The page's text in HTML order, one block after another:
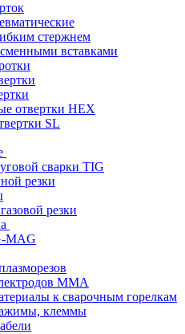
стержнем
вставками
отвертки HEX
SL
сварки TIG
резки
резки
MAG
ММА
к сварочным горелкам
клеммы